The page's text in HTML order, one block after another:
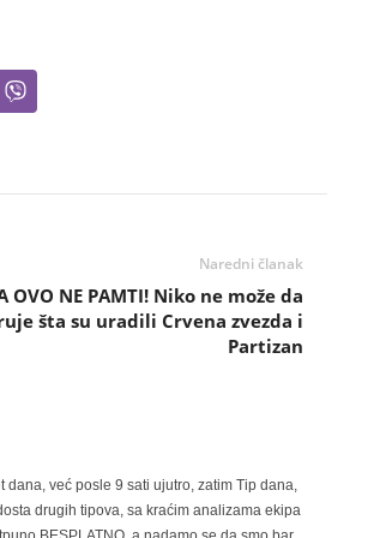
Naredni članak
OVO NE PAMTI! Niko ne može da
šta su uradili Crvena zvezda i
Partizan
već posle 9 sati ujutro, zatim Tip dana,
drugih tipova, sa kraćim analizama ekipa